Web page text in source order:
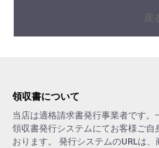
領収書について
当店は適格請求書発行事業者です。
領収書発行システムにてお客様ご
おります。 発行システムのURLは